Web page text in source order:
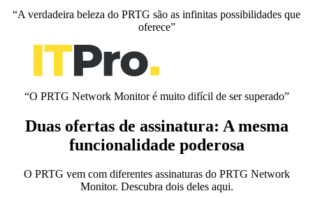
“A verdadeira beleza do PRTG são as infinitas possibilidades que
oferece”
“O PRTG Network Monitor é muito difícil de ser superado”
Duas ofertas de assinatura: A mesma
funcionalidade poderosa
O PRTG vem com diferentes assinaturas do PRTG Network
Monitor. Descubra dois deles aqui.